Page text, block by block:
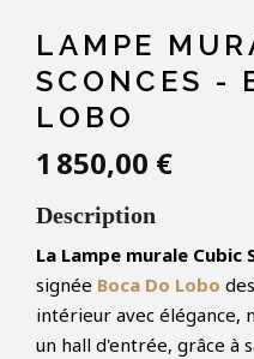
LAMPE
SCONCES -
LOBO
1 850,00 €
Description
La Lampe murale Cubic
signée Boca Do Lobo
intérieur avec élégance,
un hall d'entrée, grâce à